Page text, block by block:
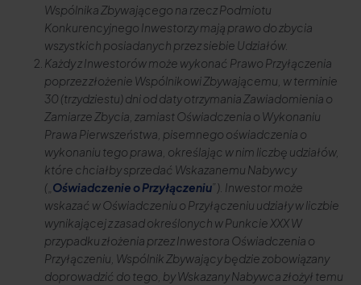
Wspólnika Zbywającego na rzecz Podmiotu
Konkurencyjnego Inwestorzy mają prawo do zbycia
wszystkich posiadanych przez siebie Udziałów.
Każdy z Inwestorów może wykonać Prawo Przyłączenia
poprzez złożenie Wspólnikowi Zbywającemu, w terminie
30 (trzydziestu) dni od daty otrzymania Zawiadomienia o
Zamiarze Zbycia, zamiast Oświadczenia o Wykonaniu
Prawa Pierwszeństwa, pisemnego oświadczenia o
wykonaniu tego prawa, określając w nim liczbę udziałów,
które chciałby sprzedać Wskazanemu Nabywcy
(„ Oświadczenie o Przyłączeniu ”). Inwestor może
wskazać w Oświadczeniu o Przyłączeniu udziały w liczbie
wynikającej z zasad określonych w Punkcie XXX W
przypadku złożenia przez Inwestora Oświadczenia o
Przyłączeniu, Wspólnik Zbywający będzie zobowiązany
doprowadzić do tego, by Wskazany Nabywca złożył temu